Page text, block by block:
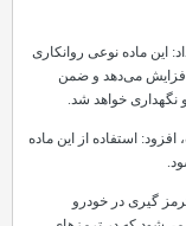
ماده نوعی روانکاری
می‌دهد و ضمن
خواهد شد.
استفاده از این ماده
گیری در خودرو